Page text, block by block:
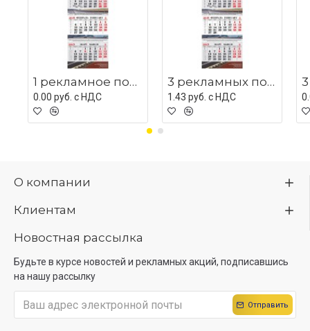
1 рекламное поле с люверсом
0.00 руб. c НДС
3 рекламных поля с мет планками
1.43 руб. c НДС
О компании
Клиентам
Новостная рассылка
Будьте в курсе новостей и рекламных акций, подписавшись
на нашу рассылку
Отправить